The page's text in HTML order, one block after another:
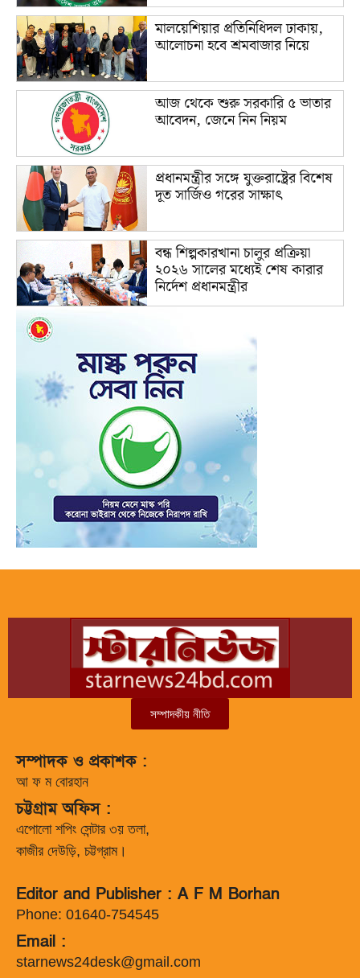
মালয়েশিয়ার প্রতিনিধিদল ঢাকায়,
আলোচনা হবে শ্রমবাজার নিয়ে
আজ থেকে শুরু সরকারি ৫ ভাতার
আবেদন, জেনে নিন নিয়ম
প্রধানমন্ত্রীর সঙ্গে যুক্তরাষ্ট্রের বিশেষ
দূত সার্জিও গরের সাক্ষাৎ
বন্ধ শিল্পকারখানা চালুর প্রক্রিয়া
২০২৬ সালের মধ্যেই শেষ কারার
নির্দেশ প্রধানমন্ত্রীর
সম্পাদকীয় নীতি
সম্পাদক ও প্রকাশক :
আ ফ ম বোরহান
চট্টগ্রাম অফিস :
এপোলো শপিং সেন্টার ৩য় তলা,
কাজীর দেউড়ি, চট্টগ্রাম।
Editor and Publisher : A F M Borhan
Phone: 01640-754545
Email :
starnews24desk@gmail.com